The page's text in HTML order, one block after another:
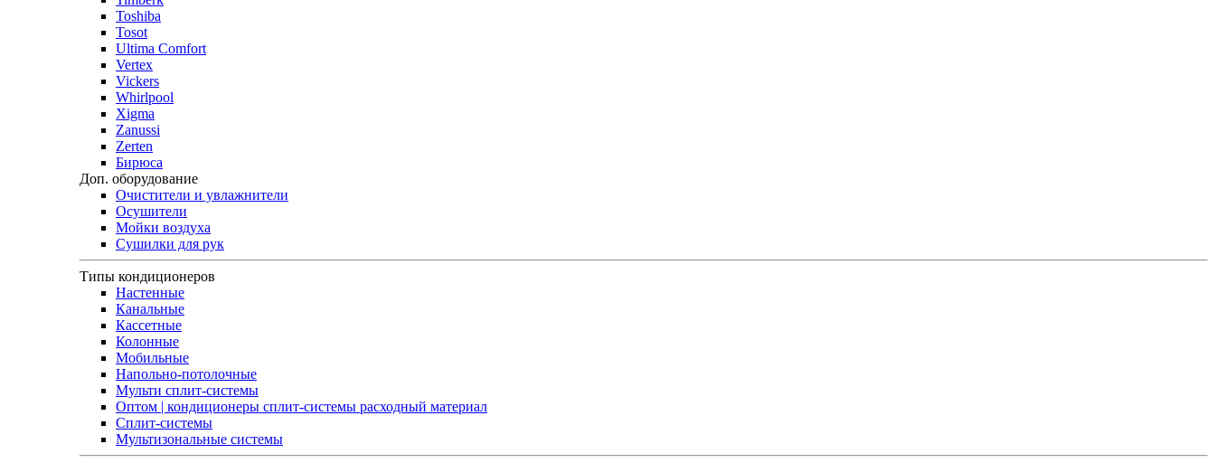
Toshiba
Tosot
Ultima Comfort
Vertex
Vickers
Whirlpool
Xigma
Zanussi
Zerten
Бирюса
Доп. оборудование
Очистители и увлажнители
Осушители
Мойки воздуха
Сушилки для рук
Типы кондиционеров
Настенные
Канальные
Кассетные
Колонные
Мобильные
Напольно-потолочные
Мульти сплит-системы
Оптом | кондиционеры сплит-системы расходный материал
Сплит-системы
Мультизональные системы